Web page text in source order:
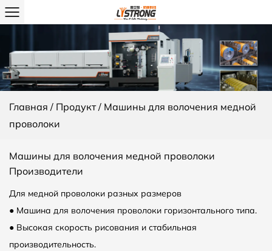
Главная / Продукт/ Машины для волочения медной
проволоки
Машины для волочения медной проволоки
Производители
Для медной проволоки разных размеров
● Машина для волочения проволоки горизонтального типа.
● Высокая скорость рисования и стабильная
производительность.